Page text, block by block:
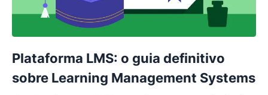
Plataforma LMS: o guia definitivo
sobre Learning Management Systems